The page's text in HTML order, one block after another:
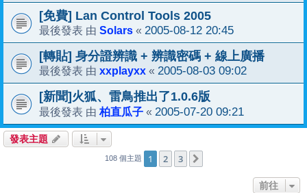
[免費] Lan Control Tools 2005
最後發表 由 Solars « 2005-08-12 20:45
[轉貼] 身分證辨識 + 辨識密碼 + 線上廣播
最後發表 由 xxplayxx « 2005-08-03 09:02
[新聞]火狐、雷鳥推出了1.0.6版
最後發表 由柏直瓜子 « 2005-07-20 09:21
發表主題
108 個主題 1 2 3
前往